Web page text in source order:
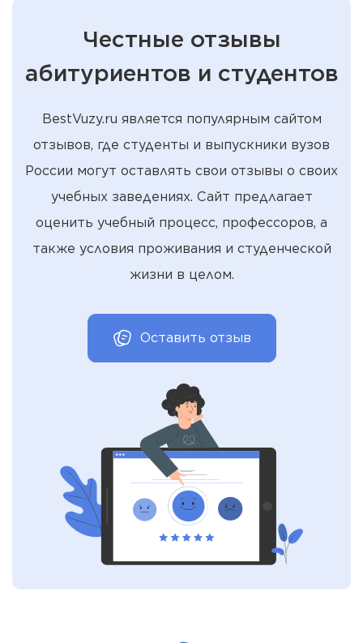
Честные отзывы
абитуриентов и студентов
BestVuzy.ru является популярным сайтом
отзывов, где студенты и выпускники вузов
России могут оставлять свои отзывы о своих
учебных заведениях. Сайт предлагает
оценить учебный процесс, профессоров, а
также условия проживания и студенческой
жизни в целом.
Оставить отзыв